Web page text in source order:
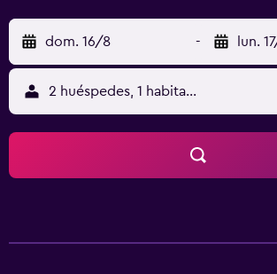
dom. 16/8 - lun.
2 huéspedes, 1 habitación